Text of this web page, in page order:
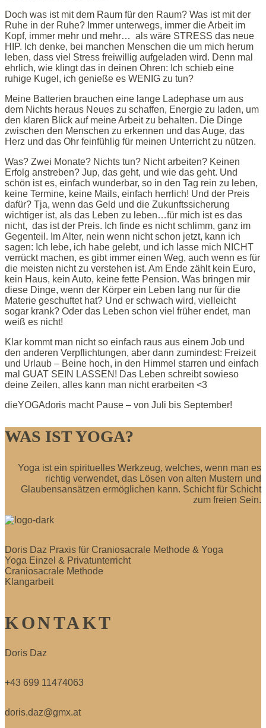
Doch was ist mit dem Raum für den Raum? Was ist mit der
Ruhe in der Ruhe? Immer unterwegs, immer die Arbeit im
Kopf, immer mehr und mehr… als wäre STRESS das neue
HIP. Ich denke, bei manchen Menschen die um mich herum
leben, dass viel Stress freiwillig aufgeladen wird. Denn mal
ehrlich, wie klingt das in deinen Ohren: Ich schieb eine
ruhige Kugel, ich genieße es WENIG zu tun?
Meine Batterien brauchen eine lange Ladephase um aus
dem Nichts heraus Neues zu schaffen, Energie zu laden, um
den klaren Blick auf meine Arbeit zu behalten. Die Dinge
zwischen den Menschen zu erkennen und das Auge, das
Herz und das Ohr feinfühlig für meinen Unterricht zu nützen.
Was? Zwei Monate? Nichts tun? Nicht arbeiten? Keinen
Erfolg anstreben? Jup, das geht, und wie das geht. Und
schön ist es, einfach wunderbar, so in den Tag rein zu leben,
keine Termine, keine Mails, einfach herrlich! Und der Preis
dafür? Tja, wenn das Geld und die Zukunftssicherung
wichtiger ist, als das Leben zu leben…für mich ist es das
nicht, das ist der Preis. Ich finde es nicht schlimm, ganz im
Gegenteil. Im Alter, nein wenn nicht schon jetzt, kann ich
sagen: Ich lebe, ich habe gelebt, und ich lasse mich NICHT
verrückt machen, es gibt immer einen Weg, auch wenn es für
die meisten nicht zu verstehen ist. Am Ende zählt kein Euro,
kein Haus, kein Auto, keine fette Pension. Was bringen mir
diese Dinge, wenn der Körper ein Leben lang nur für die
Materie geschuftet hat? Und er schwach wird, vielleicht
sogar krank? Oder das Leben schon viel früher endet, man
weiß es nicht!
Klar kommt man nicht so einfach raus aus einem Job und
den anderen Verpflichtungen, aber dann zumindest: Freizeit
und Urlaub – Beine hoch, in den Himmel starren und einfach
mal GUAT SEIN LASSEN! Das Leben schreibt sowieso
deine Zeilen, alles kann man nicht erarbeiten <3
dieYOGAdoris macht Pause – von Juli bis September!
WAS IST YOGA?
Yoga ist ein spirituelles Werkzeug, welches, wenn man es
richtig verwendet, das Lösen von alten Mustern und
Glaubensansätzen ermöglichen kann. Schicht für Schicht
zum freien Sein.
Doris Daz Praxis für Craniosacrale Methode & Yoga
Yoga Einzel & Privatunterricht
Craniosacrale Methode
Klangarbeit
KONTAKT
Doris Daz
+43 699 11474063
doris.daz@gmx.at